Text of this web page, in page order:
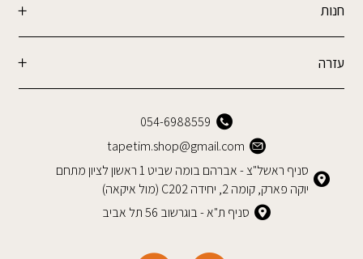
חנות
עזרה
054-6988559
tapetim.shop@gmail.com
סניף ראשל"צ - אברהם בומה שביט 1 ראשון לציון מתחם
יוקה פארק, קומה 2, יחידה C202 (מול איקאה)
סניף ת"א - בוגרשוב 56 תל אביב